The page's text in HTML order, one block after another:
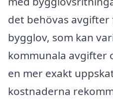
det behövas
bygglov, som kan
kommunala avgifter
en mer exakt
kostnaderna